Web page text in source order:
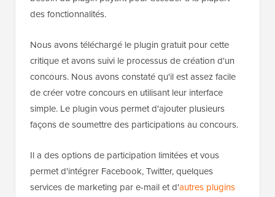
des fonctionnalités.
Nous avons téléchargé le plugin gratuit pour cette
critique et avons suivi le processus de création d'un
concours. Nous avons constaté qu'il est assez facile
de créer votre concours en utilisant leur interface
simple. Le plugin vous permet d'ajouter plusieurs
façons de soumettre des participations au concours.
Il a des options de participation limitées et vous
permet d'intégrer Facebook, Twitter, quelques
services de marketing par e-mail et d'autres plugins